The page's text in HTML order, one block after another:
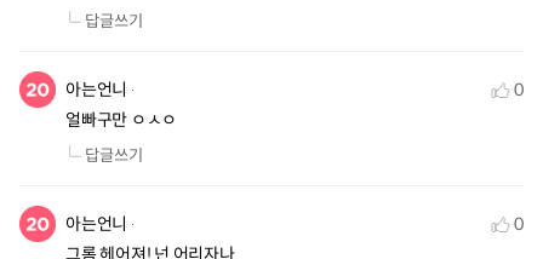
답글쓰기
아는언니
0
얼빠구만 ㅇㅅㅇ
답글쓰기
아는언니
0
그롬 헤어져! 넌 어리자나